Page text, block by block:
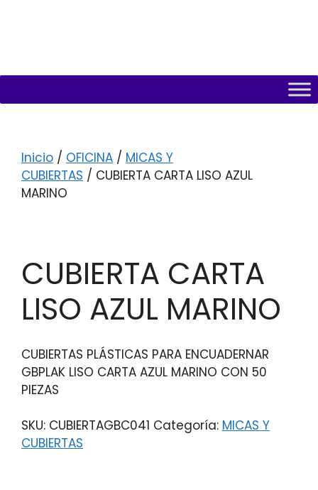
Inicio / OFICINA / MICAS Y
CUBIERTAS / CUBIERTA CARTA LISO AZUL
MARINO
CUBIERTA CARTA
LISO AZUL MARINO
CUBIERTAS PLÁSTICAS PARA ENCUADERNAR
GBPLAK LISO CARTA AZUL MARINO CON 50
PIEZAS
SKU: CUBIERTAGBC041 Categoría: MICAS Y
CUBIERTAS